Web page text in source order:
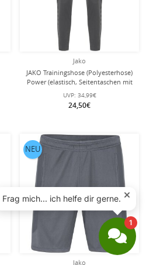
Jako
JAKO Trainingshose (Polyesterhose)
Power (elastisch, Seitentaschen mit
Reißverschluss) lang anthrazitgrau
Kinder
UVP: 34,99€
24,50€
Jako
NEU